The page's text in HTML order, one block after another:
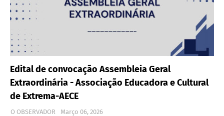
Edital de convocação Assembleia Geral
Extraordinária - Associação Educadora e Cultural
de Extrema-AECE
O OBSERVADOR
Março 06, 2026